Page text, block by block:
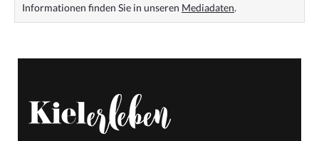
Informationen finden Sie in unseren Mediadaten.